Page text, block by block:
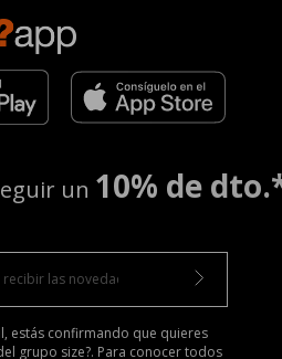
un 10% de
estás confirmando que quieres
grupo size?. Para conocer todos